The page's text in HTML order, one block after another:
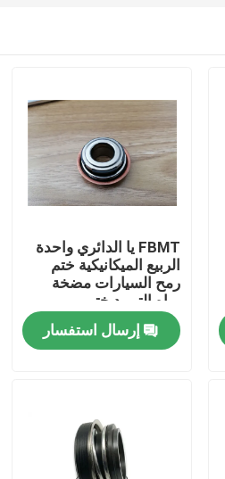
FBMT يا الدائري واحدة
الربيع الميكانيكية ختم
رمح السيارات مضخة
مياه التبريد ختم
الميكانيكية
إرسال استفسار